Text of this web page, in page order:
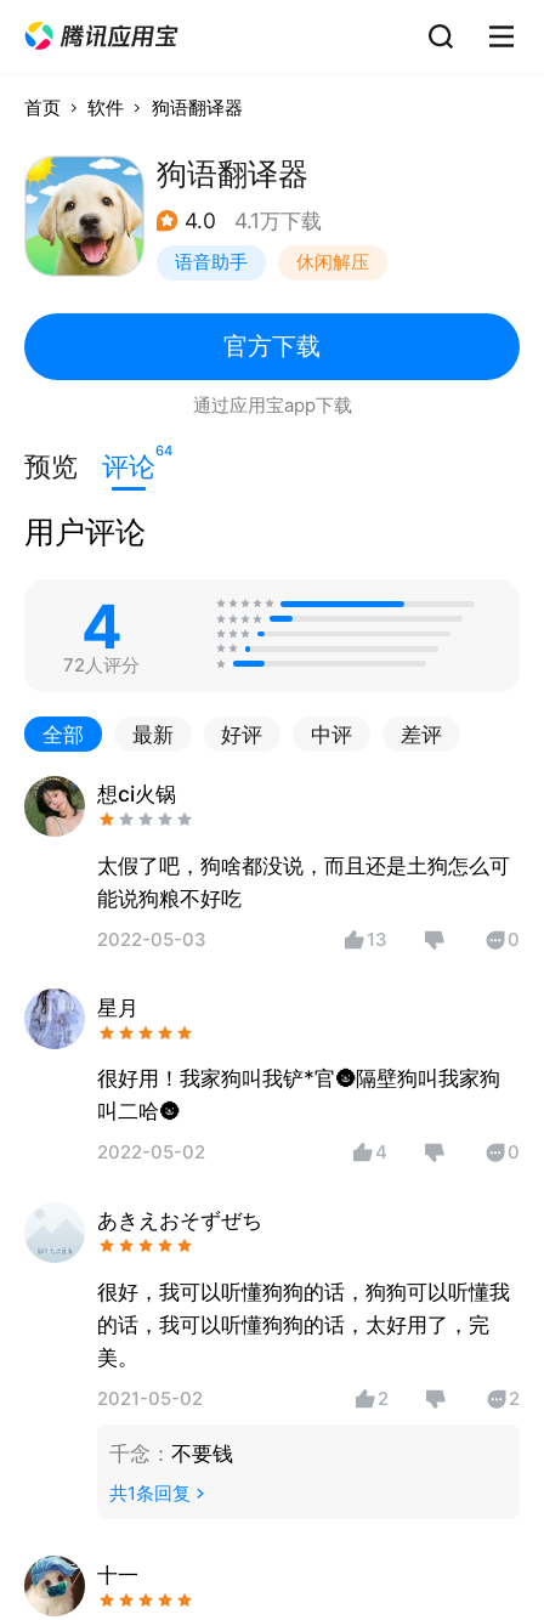
首页 软件 狗语翻译器
狗语翻译器
4.0 4.1万下载
语音助手 休闲解压
官方下载
通过应用宝app下载
预览 评论64
用户评论
4
72人评分
全部 最新 好评 中评 差评
想ci火锅
太假了吧，狗啥都没说，而且还是土狗怎么可
能说狗粮不好吃
2022-05-03 13 0
星月
很好用！我家狗叫我铲*官🌚隔壁狗叫我家狗
叫二哈🌚
2022-05-02 4 0
あきえおそずぜち
很好，我可以听懂狗狗的话，狗狗可以听懂我
的话，我可以听懂狗狗的话，太好用了，完
美。
2021-05-02 2 2
千念 ： 不要钱
共1条回复
十一